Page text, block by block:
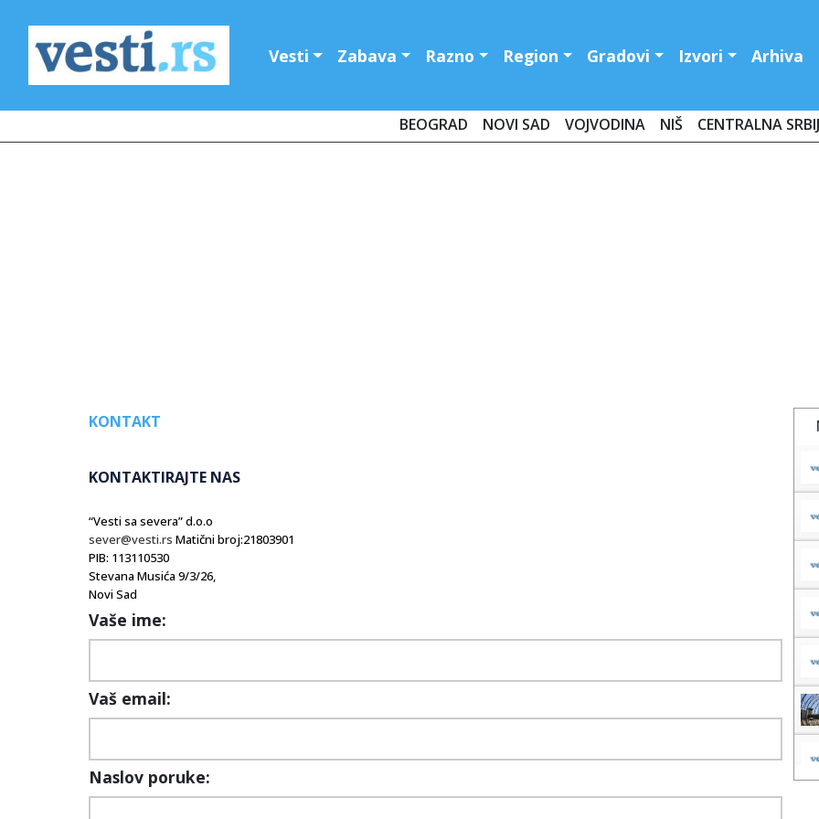
Vesti Zabava Razno Region Gradovi Izvori Arhiva
BEOGRAD NOVI SAD VOJVODINA NIŠ CENTRALNA
KONTAKT
KONTAKTIRAJTE NAS
“Vesti sa severa” d.o.o
sever@vesti.rs Matični broj:21803901
PIB: 113110530
Stevana Musića 9/3/26,
Novi Sad
Vaše ime:
Vaš email:
Naslov poruke: